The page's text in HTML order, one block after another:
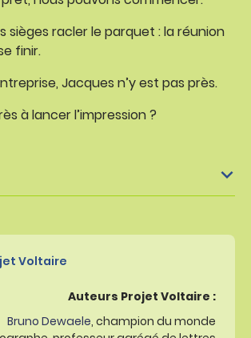
sièges racler le parquet : la réunion
finir.
Jacques n’y est pas près.
à lancer l’impression ?
Voltaire
Auteurs Projet Voltaire :
Bruno Dewaele, champion du monde